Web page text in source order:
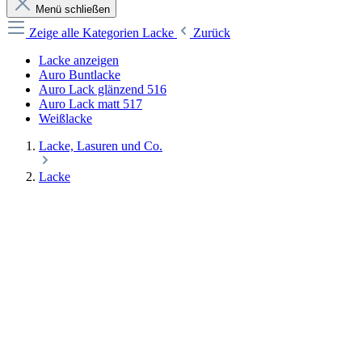
Menü schließen
Zeige alle Kategorien Lacke
Zurück
Lacke anzeigen
Auro Buntlacke
Auro Lack glänzend 516
Auro Lack matt 517
Weißlacke
Lacke, Lasuren und Co.
Lacke